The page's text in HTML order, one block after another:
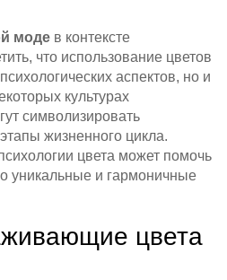
моде в контексте
что использование цветов
аспектов, но и
культурах
символизировать
жизненного цикла.
цвета может помочь
уникальные и гармоничные
цвета